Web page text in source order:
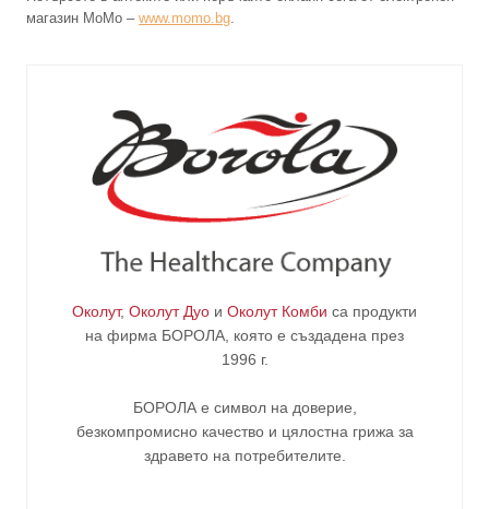
магазин МоМо – www.momo.bg
Околут, Околут Дуо и Околут Комби са продукти
на фирма БОРОЛА , която е създадена през
1996 г.
БОРОЛА е символ на доверие,
безкомпромисно качество и цялостна грижа за
здравето на потребителите